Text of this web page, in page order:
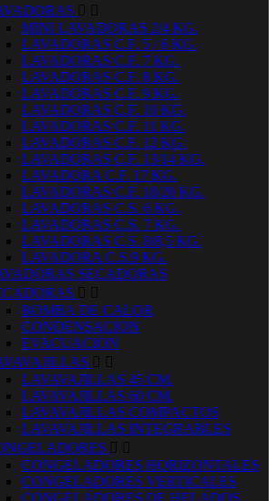
 
MINI LAVADORAS 2/4 KG.
LAVADORAS C.F. 5 / 6 KG.
LAVADORAS C.F. 7 KG.
LAVADORAS C.F. 8 KG.
LAVADORAS C.F. 9 KG.
LAVADORAS C.F. 10 KG.
LAVADORAS C.F. 11 KG.
LAVADORAS C.F. 12 KG.
LAVADORAS C.F. 13/14 KG.
LAVADORA C.F. 17 KG.
LAVADORAS C.F. 18/20 KG.
LAVADORAS C.S. 6 KG.
LAVADORAS C.S. 7 KG.
LAVADORAS C.S. 8/8,5 KG.
LAVADORA C.S.9 KG.
SECADORAS
 
BOMBA DE CALOR
CONDENSACION
EVACUACION
 
LAVAVAJILLAS 45 CM.
LAVAVAJILLAS 60 CM.
LAVAVAJILLAS COMPACTOS
LAVAVAJILLAS INTEGRABLES
 
CONGELADORES HORIZONTALES
CONGELADORES VERTICALES
CONGELADORES DE HELADOS